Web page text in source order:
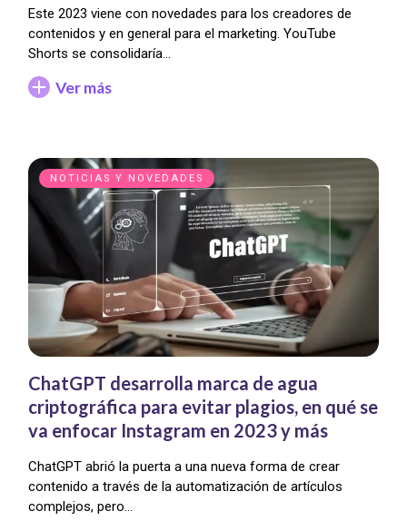
Este 2023 viene con novedades para los creadores de
contenidos y en general para el marketing. YouTube
Shorts se consolidaría…
Ver más
NOTICIAS Y NOVEDADES
ChatGPT desarrolla marca de agua
criptográfica para evitar plagios, en qué se
va enfocar Instagram en 2023 y más
ChatGPT abrió la puerta a una nueva forma de crear
contenido a través de la automatización de artículos
complejos, pero…